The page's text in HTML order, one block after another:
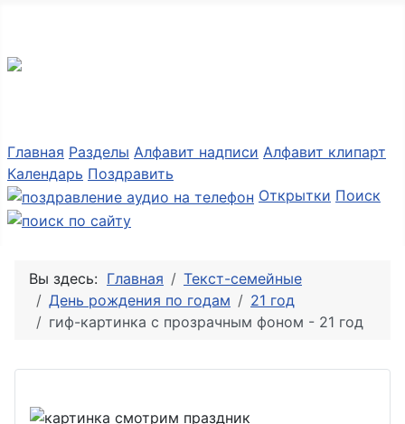
Главная Разделы Алфавит надписи Алфавит клипарт
Календарь Поздравить
Открытки Поиск
Вы здесь: Главная
Текст-семейные
День рождения по годам
21 год
гиф-картинка с прозрачным фоном - 21 год